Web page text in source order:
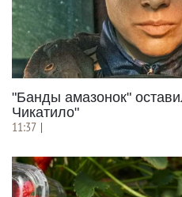
"Банды амазонок"
Чикатило"
11:37 |